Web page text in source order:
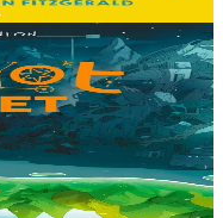
torret o tihuniñ. N’en
pegeit emañ aze, met